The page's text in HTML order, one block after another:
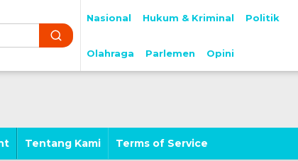
Nasional Hukum & Kriminal Politik
Olahraga Parlemen Opini
Tentang Kami Terms of Service